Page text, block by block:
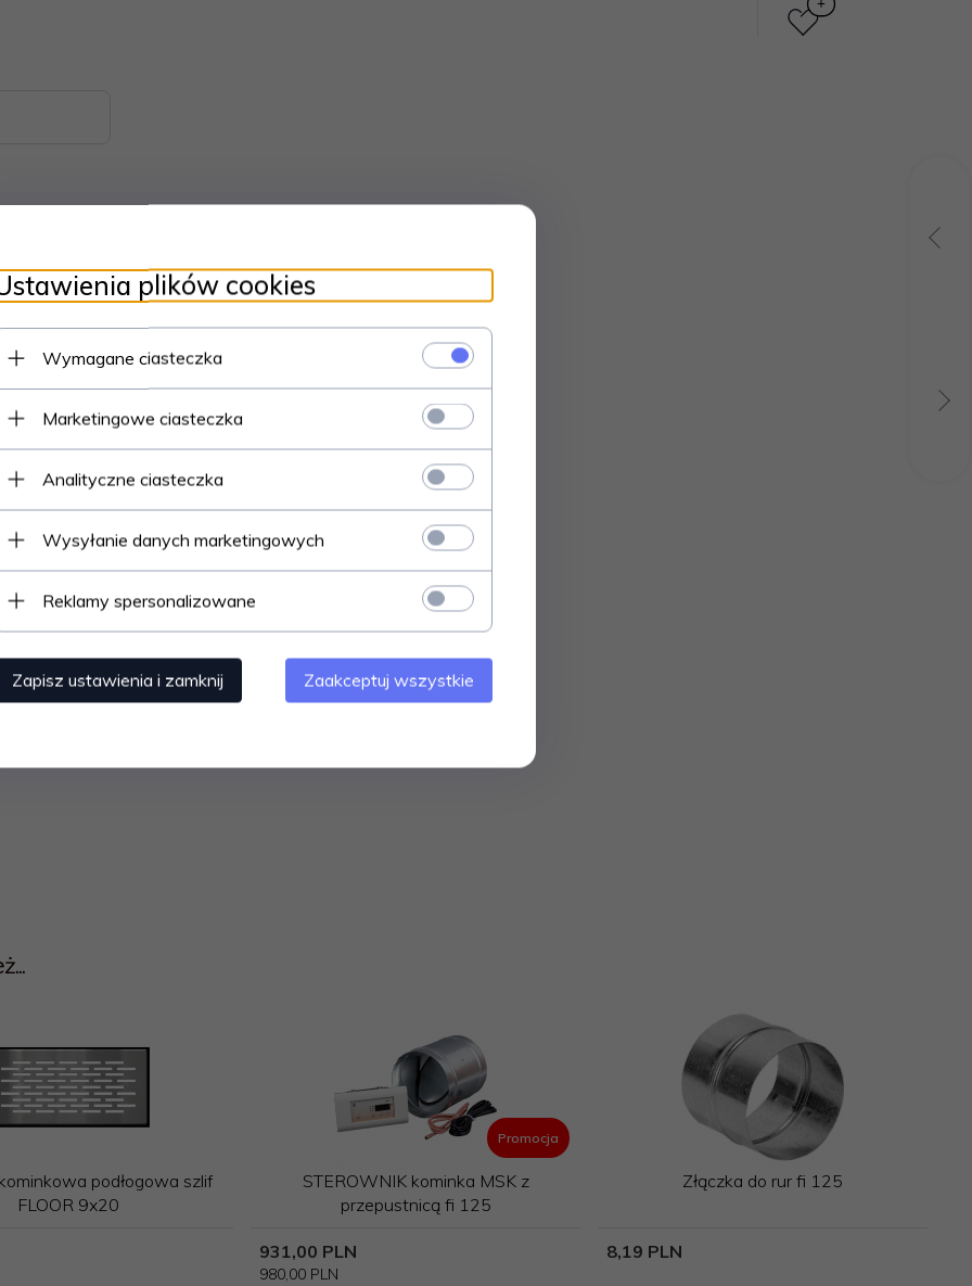
stanowić element systemu dystrybucji
kominek.
podłogowa szlif
FLOOR 9x20
Promocja
STEROWNIK kominka MSK z
przepustnicą fi 125
931,00 PLN
980,00 PLN
Złączka do rur fi 125
8,19 PLN
plików cookies
Wymagane ciasteczka
Marketingowe ciasteczka
Analityczne ciasteczka
Wysyłanie danych marketingowych
Reklamy spersonalizowane
Zapisz ustawienia i zamknij Zaakceptuj wszystkie